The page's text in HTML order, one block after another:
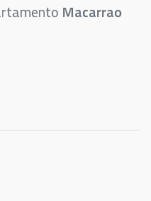
Macarrao